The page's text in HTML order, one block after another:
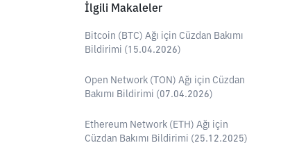
İlgili Makaleler
Bitcoin (BTC) Ağı için Cüzdan Bakımı
Bildirimi (15.04.2026)
Open Network (TON) Ağı için Cüzdan
Bakımı Bildirimi (07.04.2026)
Ethereum Network (ETH) Ağı için
Cüzdan Bakımı Bildirimi (25.12.2025)